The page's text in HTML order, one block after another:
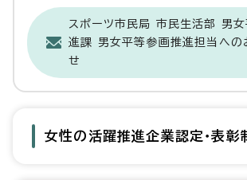
スポーツ市民局 市民生活部 男
進課 男女平等参画推進担当への
せ
女性の活躍推進企業認定・表彰